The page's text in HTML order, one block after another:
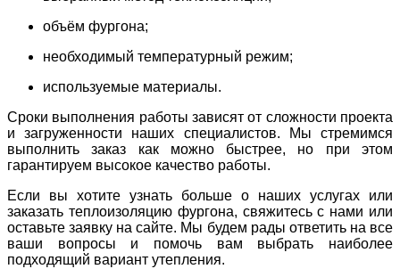
объём фургона;
необходимый температурный режим;
используемые материалы.
Сроки выполнения работы зависят от сложности проекта
и загруженности наших специалистов. Мы стремимся
выполнить заказ как можно быстрее, но при этом
гарантируем высокое качество работы.
Если вы хотите узнать больше о наших услугах или
заказать теплоизоляцию фургона, свяжитесь с нами или
оставьте заявку на сайте. Мы будем рады ответить на все
ваши вопросы и помочь вам выбрать наиболее
подходящий вариант утепления.